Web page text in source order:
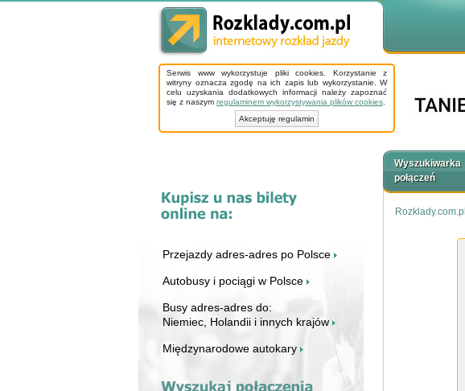
Serwis www wykorzystuje pliki cookies. Korzystanie z
witryny oznacza zgodę na ich zapis lub wykorzystanie. W
celu uzyskania dodatkowych informacji należy zapoznać
się z naszym regulaminem wykorzystywania plików cookies
Akceptuję regulamin
Przejazdy adres-adres po Polsce
Autobusy i pociągi w Polsce
Busy adres-adres do:
Niemiec, Holandii i innych krajów
Międzynarodowe autokary
Wyszukiwarka
połączeń
Rozklady.com.pl